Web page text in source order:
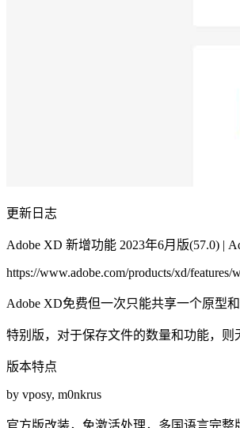
更新日志
Adobe XD 新增功能 2023年6月版(57.0) |
https://www.adobe.com/products/xd/features/
Adobe XD免费但一次只能共享一个原型
特别版，对于保存文件的数量和功能，则
版本特点
by vposy, m0nkrus
官方版改装，免激活处理，多国语言完整